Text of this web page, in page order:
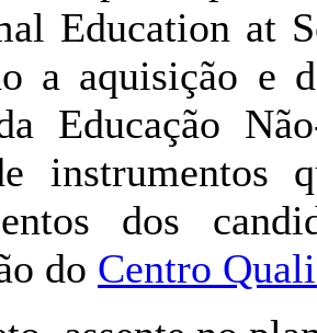
Education at
a aquisição e
Educação
instrumentos
dos
do Centro